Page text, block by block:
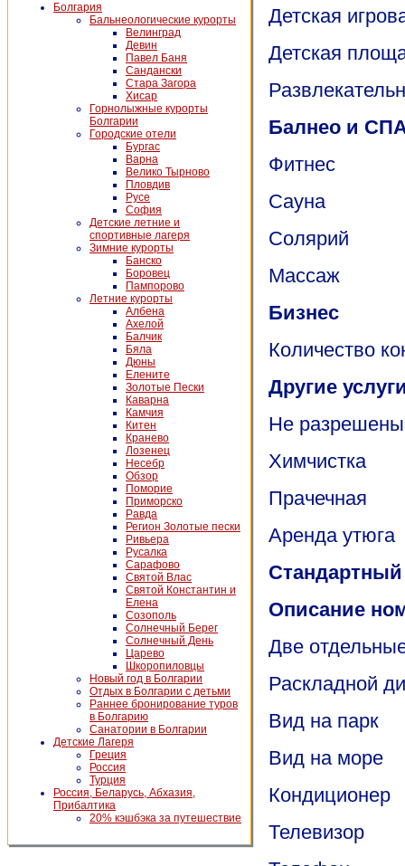
Болгария
Бальнеологические курорты
Велинград
Девин
Павел Баня
Сандански
Стара Загора
Хисар
Горнолыжные курорты
Болгарии
Городские отели
Бургас
Варна
Велико Тырново
Пловдив
Русе
София
Детские летние и
спортивные лагеря
Зимние курорты
Банско
Боровец
Пампорово
Летние курорты
Албена
Ахелой
Балчик
Бяла
Дюны
Елените
Золотые Пески
Каварна
Камчия
Китен
Кранево
Лозeнец
Несебр
Обзор
Поморие
Приморско
Равда
Регион Золотые пески
Ривьера
Русалка
Сарафово
Святой Влас
Святой Константин и
Елена
Созополь
Солнечный Берег
Солнечный День
Царево
Шкоропиловцы
Новый год в Болгарии
Отдых в Болгарии с детьми
Раннее бронирование туров
в Болгарию
Санатории в Болгарии
Детские Лагеря
Греция
Россия
Турция
Россия, Беларусь, Абхазия,
Прибалтика
20% кэшбэка за путешествие
Детская
Детская
Балнео и
Фитнес
Сауна
Солярий
Массаж
Бизнес
Количество
Другие
Не
Химчистка
Прачечная
Аренда утюга
Описание
Две
Раскладной
Вид на парк
Вид на море
Кондиционер
Телевизор